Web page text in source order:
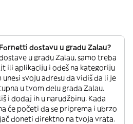
dostavu u gradu Zalau?
u gradu Zalau, samo treba
ili aplikaciju i odeš na kategoriju
unesi svoju adresu da vidiš da li je
u tvom delu grada Zalau.
i dodaj ih u narudžbinu. Kada
će početi da se priprema i ubrzo
doneti direktno na tvoja vrata.